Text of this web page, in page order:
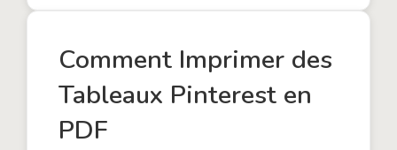
Comment Imprimer des
Tableaux Pinterest en
PDF